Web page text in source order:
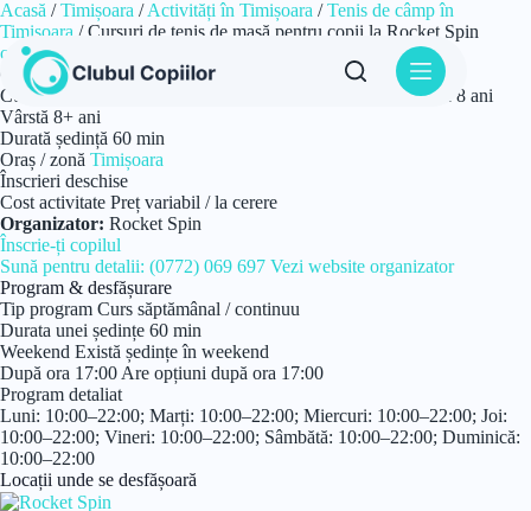
Sari
la
conținut
Acasă / Timișoara / Activități în Timișoara / Tenis de câmp în
Timișoara / Cursuri de tenis de masă pentru copii la Rocket Spin
curs Tenis de câmp, Tenis de masă
Cursuri de tenis de masă pentru copii la Rocket Spin
Cursuri de Tenis de câmp și Tenis de masă pentru copii de la 8 ani
Vârstă 8+ ani
Durată ședință 60 min
Oraș / zonă Timișoara
Înscrieri deschise
Cost activitate Preț variabil / la cerere
Organizator: Rocket Spin
Înscrie-ți copilul
Sună pentru detalii: (0772) 069 697 Vezi website organizator
Program & desfășurare
Tip program Curs săptămânal / continuu
Durata unei ședințe 60 min
Weekend Există ședințe în weekend
După ora 17:00 Are opțiuni după ora 17:00
Program detaliat
Luni: 10:00–22:00; Marți: 10:00–22:00; Miercuri: 10:00–22:00; Joi:
10:00–22:00; Vineri: 10:00–22:00; Sâmbătă: 10:00–22:00; Duminică:
10:00–22:00
Locații unde se desfășoară